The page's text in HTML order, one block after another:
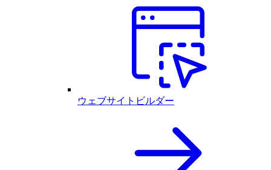
ウェブサイトビルダー